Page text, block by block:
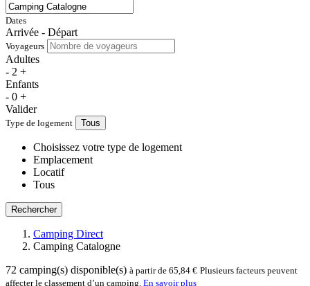
Dates
Arrivée - Départ
Voyageurs
Adultes
- 2 +
Enfants
- 0 +
Valider
Type de logement Tous
Choisissez votre type de logement
Emplacement
Locatif
Tous
Rechercher
Camping Direct
Camping Catalogne
72 camping(s) disponible(s) à partir de 65,84 € Plusieurs facteurs peuvent
affecter le classement d’un camping. En savoir plus